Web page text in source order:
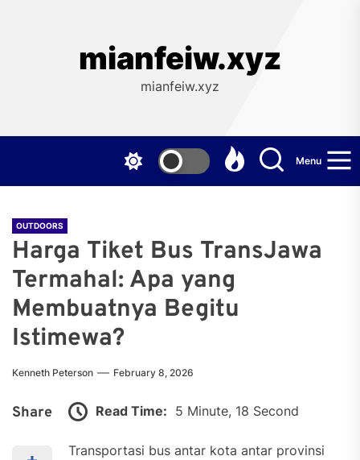
mianfeiw.xyz
mianfeiw.xyz
Menu
OUTDOORS
Harga Tiket Bus TransJawa
Termahal: Apa yang
Membuatnya Begitu
Istimewa?
Kenneth Peterson February 8, 2026
Share Read Time: 5 Minute, 18 Second
Transportasi bus antar kota antar provinsi